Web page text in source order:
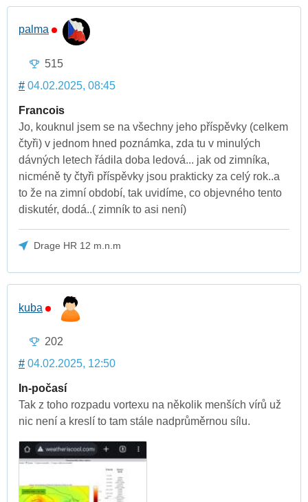
palma
515
# 04.02.2025, 08:45
Francois
Jo, kouknul jsem se na všechny jeho příspěvky (celkem
čtyři) v jednom hned poznámka, zda tu v minulých
dávných letech řádila doba ledová... jak od zimníka,
nicméně ty čtyři příspěvky jsou prakticky za celý rok..a
to že na zimní období, tak uvidíme, co objevného tento
diskutér, dodá..( zimník to asi není)
Drage HR 12 m.n.m
kuba
202
# 04.02.2025, 12:50
In-počasí
Tak z toho rozpadu vortexu na několik menších vírů už
nic není a kreslí to tam stále nadprůměrnou sílu.